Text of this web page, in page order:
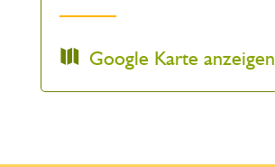
Google Karte anzeigen